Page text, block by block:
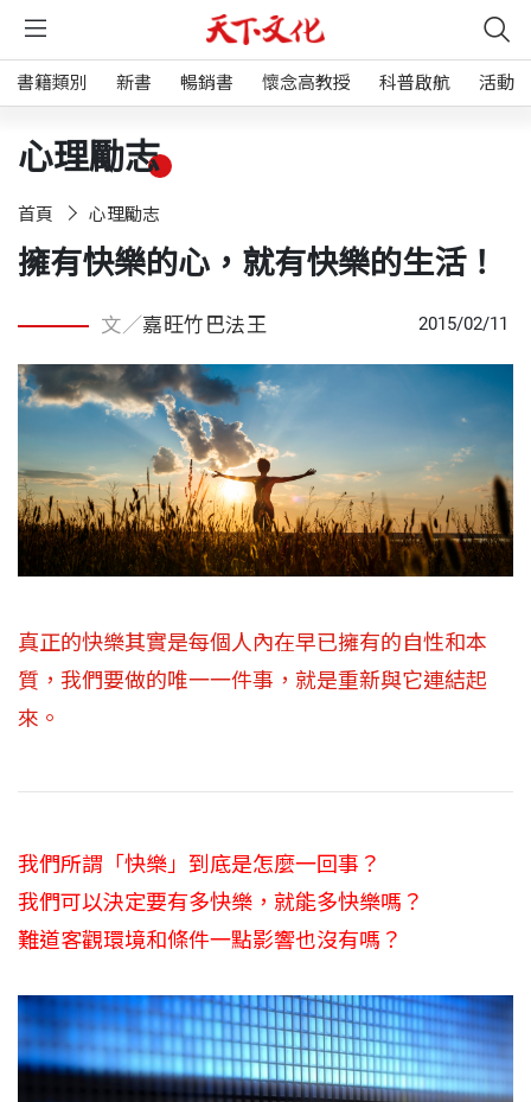
書籍類別 新書 暢銷書 懷念高教授 科普啟航 活動
心理勵志
首頁 心理勵志
擁有快樂的心，就有快樂的生活！
文／嘉旺竹巴法王 2015/02/11
真正的快樂其實是每個人內在早已擁有的自性和本
質，我們要做的唯一一件事，就是重新與它連結起
來。
我們所謂「快樂」到底是怎麼一回事？
我們可以決定要有多快樂，就能多快樂嗎？
難道客觀環境和條件一點影響也沒有嗎？